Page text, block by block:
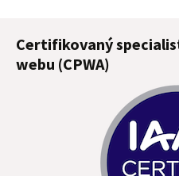
Certifikovaný
webu (CPWA)